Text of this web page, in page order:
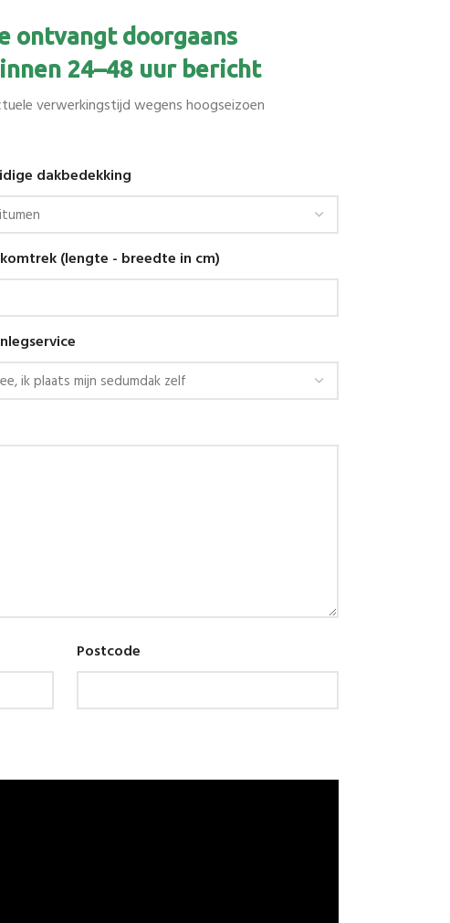
ontvangt doorgaans
24–48 uur bericht
verwerkingstijd wegens hoogseizoen
dakbedekking
(lengte - breedte in cm)
Postcode